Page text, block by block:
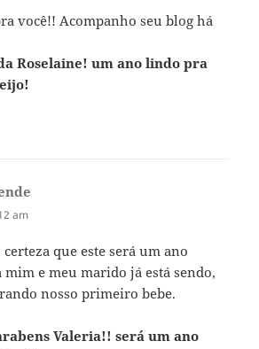
você!! Acompanho seu blog há
Roselaine! um ano lindo pra
am
que este será um ano
e meu marido já está sendo,
nosso primeiro bebe.
Valeria!! será um ano